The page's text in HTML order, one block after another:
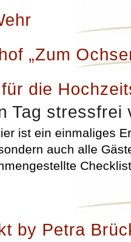
„Zum
die
Tag stressfrei
ist ein einmaliges
auch alle
by Petra